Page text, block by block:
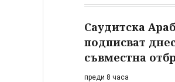
Саудитска
подписват
съвместна
преди 8 часа